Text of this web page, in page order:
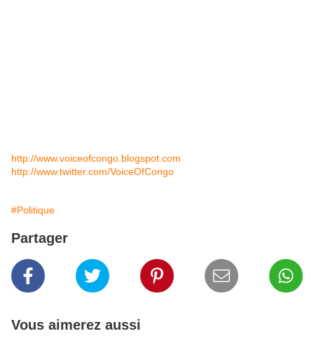
http://www.voiceofcongo.blogspot.com
http://www.twitter.com/VoiceOfCongo
#Politique
Partager
Vous aimerez aussi